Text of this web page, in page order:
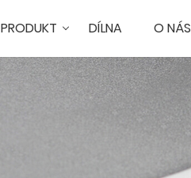
PRODUKT DÍLNA O NÁS